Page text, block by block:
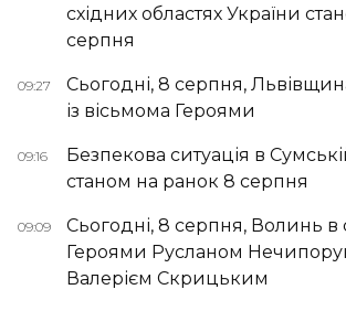
східних областях України
серпня
09:27
Сьогодні, 8 серпня,
із вісьмома Героями
09:16
Безпекова ситуація в
станом на ранок 8 серпня
09:09
Сьогодні, 8 серпня, Волинь в
Героями Русланом
Валерієм Скрицьким